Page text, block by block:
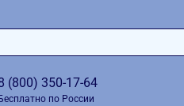
(800) 350-17-64
по России